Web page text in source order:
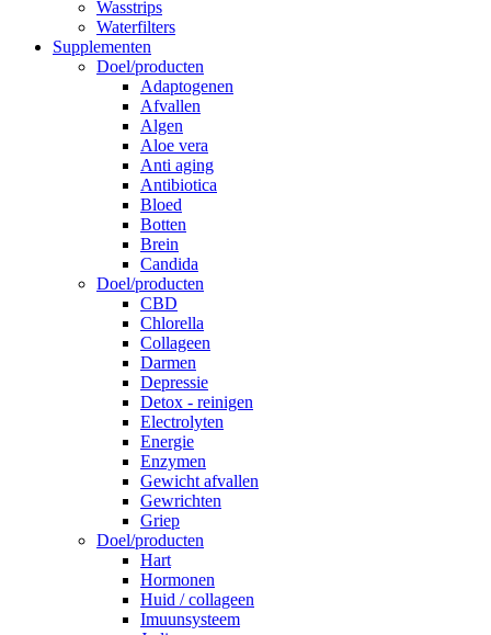
Wasstrips
Waterfilters
Supplementen
Doel/producten
Adaptogenen
Afvallen
Algen
Aloe vera
Anti aging
Antibiotica
Bloed
Botten
Brein
Candida
Doel/producten
CBD
Chlorella
Collageen
Darmen
Depressie
Detox - reinigen
Electrolyten
Energie
Enzymen
Gewicht afvallen
Gewrichten
Griep
Doel/producten
Hart
Hormonen
Huid / collageen
Imuunsysteem